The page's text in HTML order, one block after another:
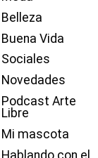
Belleza
Buena Vida
Sociales
Novedades
Podcast Arte
Libre
Mi mascota
Hablando con el